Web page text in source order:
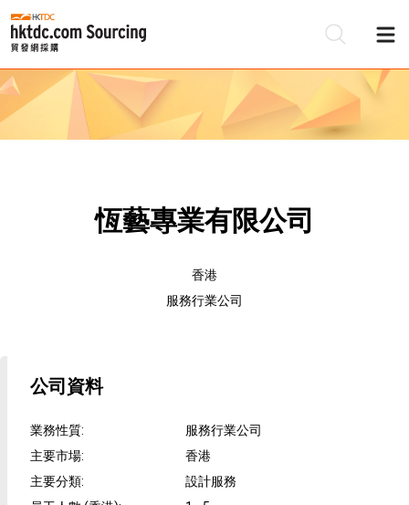
恆藝專業有限公司
香港
服務行業公司
公司資料
業務性質:
服務行業公司
主要市場:
香港
主要分類:
設計服務